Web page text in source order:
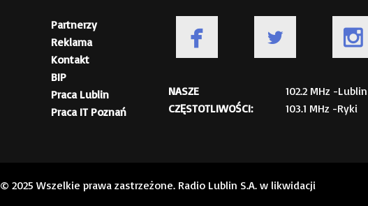
Partnerzy
Reklama
Kontakt
BIP
Praca Lublin
Praca IT Poznań
NASZE
CZĘSTOTLIWOŚCI:
102.2 MHz -Lublin
103.1 MHz -Ryki
© 2025 Wszelkie prawa zastrzeżone. Radio Lublin S.A. w likwidacji